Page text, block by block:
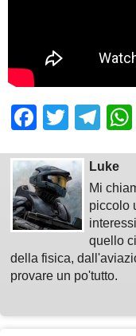
Luke
Mi
piccolo
quello
della fisica,
provare un po'tutto.